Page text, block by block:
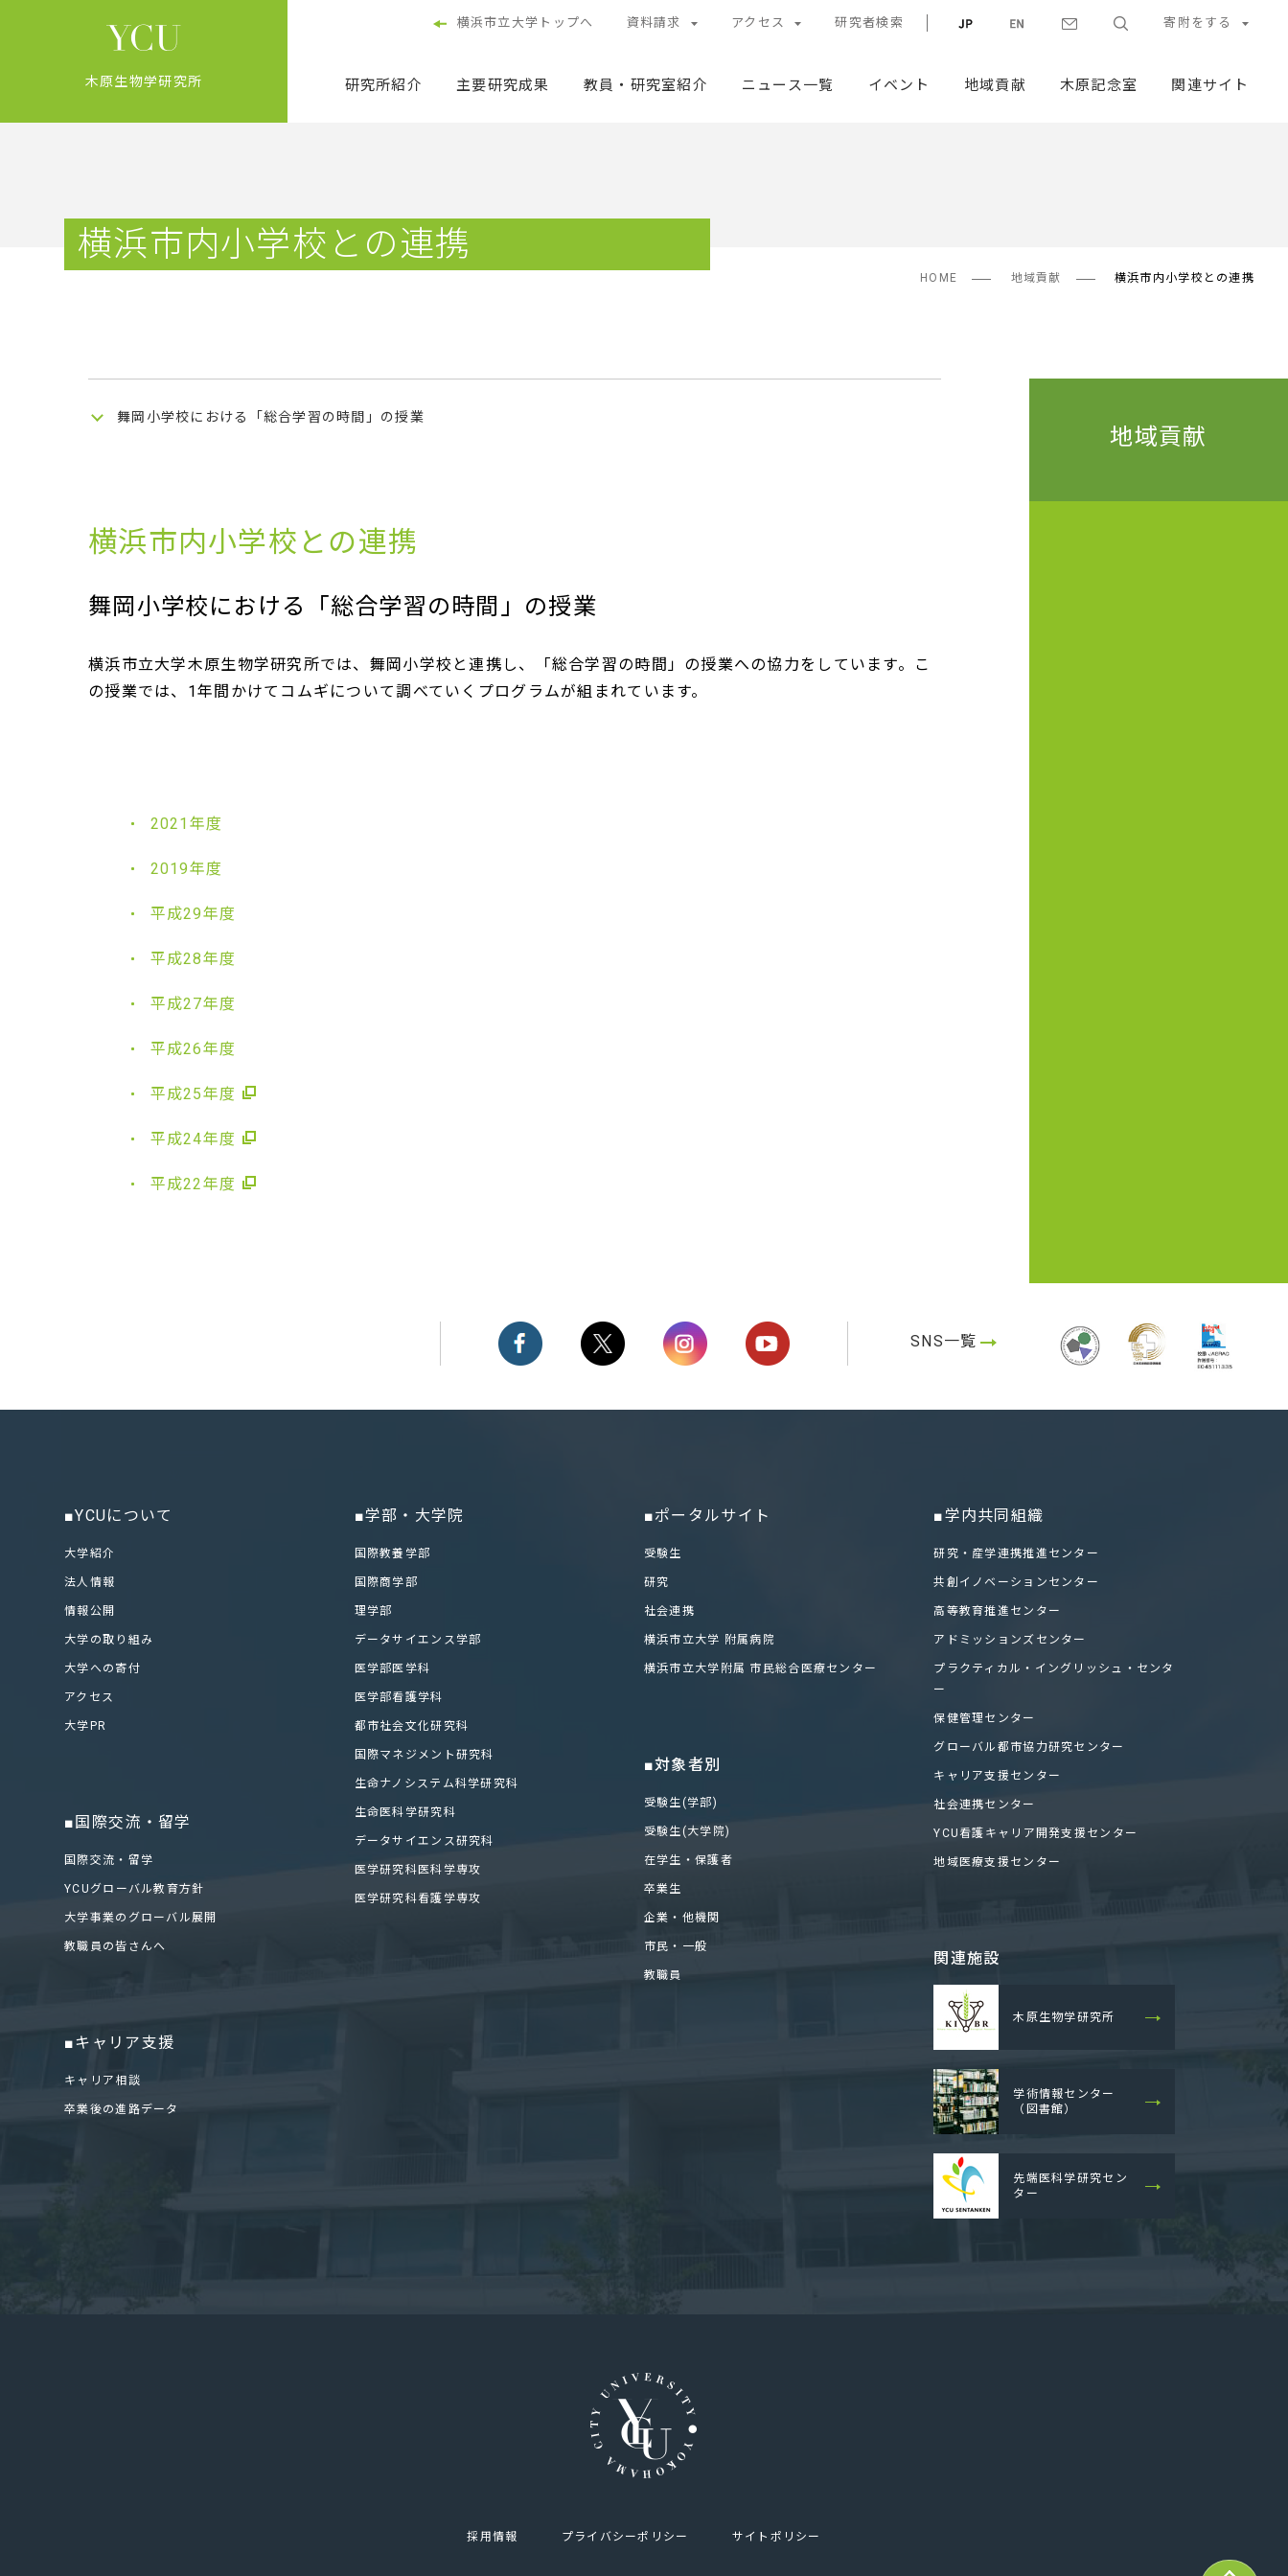
木原生物学研究所
横浜市立大学トップへ 資料請求 アクセス 研究者検索 寄附をする
研究所紹介 主要研究成果 教員・研究室紹介 ニュース一覧 イベント 地域貢献 木原記念室 関連サイト
横浜市内小学校との連携
HOME 地域貢献 横浜市内小学校との連携
舞岡小学校における「総合学習の時間」の授業
横浜市内小学校との連携
舞岡小学校における「総合学習の時間」の授業
横浜市立大学木原生物学研究所では、舞岡小学校と連携し、「総合学習の時間」の授業への協力をしています。こ
の授業では、1年間かけてコムギについて調べていくプログラムが組まれています。
2021年度
2019年度
平成29年度
平成28年度
平成27年度
平成26年度
平成25年度
平成24年度
平成22年度
地域貢献
SNS一覧
■YCUについて
大学紹介
法人情報
情報公開
大学の取り組み
大学への寄付
アクセス
大学PR
■国際交流・留学
国際交流・留学
YCUグローバル教育方針
大学事業のグローバル展開
教職員の皆さんへ
■キャリア支援
キャリア相談
卒業後の進路データ
■学部・大学院
国際教養学部
国際商学部
理学部
データサイエンス学部
医学部医学科
医学部看護学科
都市社会文化研究科
国際マネジメント研究科
生命ナノシステム科学研究科
生命医科学研究科
データサイエンス研究科
医学研究科医科学専攻
医学研究科看護学専攻
■ポータルサイト
受験生
研究
社会連携
横浜市立大学 附属病院
横浜市立大学附属 市民総合医療センター
■対象者別
受験生(学部)
受験生(大学院)
在学生・保護者
卒業生
企業・他機関
市民・一般
教職員
■学内共同組織
研究・産学連携推進センター
共創イノベーションセンター
高等教育推進センター
アドミッションズセンター
プラクティカル・イングリッシュ・センタ
ー
保健管理センター
グローバル都市協力研究センター
キャリア支援センター
社会連携センター
YCU看護キャリア開発支援センター
地域医療支援センター
関連施設
木原生物学研究所
学術情報センター
（図書館）
先端医科学研究セン
ター
採用情報 プライバシーポリシー サイトポリシー